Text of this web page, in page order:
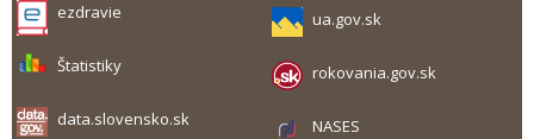
ezdravie ua.gov.sk
Štatistiky rokovania.gov.sk
data.slovensko.sk NASES